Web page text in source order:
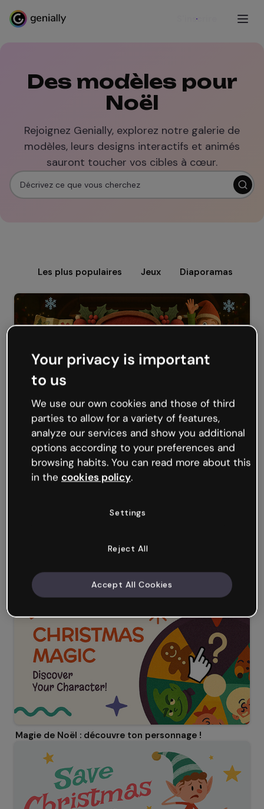
S'inscrire
Des modèles pour
Noël
Rejoignez Genially, explorez notre galerie de
modèles, leurs designs interactifs et animés
sauront toucher vos cibles à cœur.
Les plus populaires Jeux Diaporamas
Escape Room : Le Mystère de l’Atelier du Père Noël
Escape Room Professionnel : Mission Noël
Magie de Noël : découvre ton personnage !
Your privacy is important
to us
We use our own cookies and those of third
parties to allow for a variety of features,
analyze our services and show you additional
options according to your preferences and
browsing habits. You can read more about this
in the cookies policy.
Settings
Reject All
Accept All Cookies